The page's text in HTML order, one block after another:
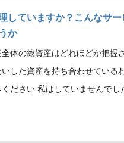
していますか？こんなサ
か
体の総資産はどれほどか把握
した資産を持ち合わせている
ださい 私はしていませんでし